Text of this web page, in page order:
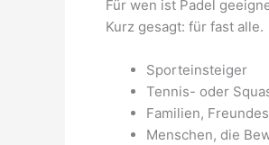
Für wen ist Padel
Kurz gesagt: für fast alle.
Sporteinsteiger
Tennis- oder
Familien,
Menschen, die